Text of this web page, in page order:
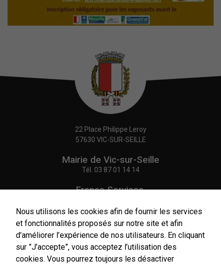
22 Place Philippe Leroy
57630 VIC-SUR-SEILLE
Mairie de Vic-sur-Seille
Tél. 03 87 01 14 14
France Services,
Tél.03 87 86 41 48
NOUS CONTACTER
Nous utilisons les cookies afin de fournir les services
et fonctionnalités proposés sur notre site et afin
d’améliorer l’expérience de nos utilisateurs. En cliquant
sur ”J’accepte”, vous acceptez l’utilisation des
cookies. Vous pourrez toujours les désactiver
Nécessaires
Ces cookies
sont utiles au
bon
fonctionnement
de notre site